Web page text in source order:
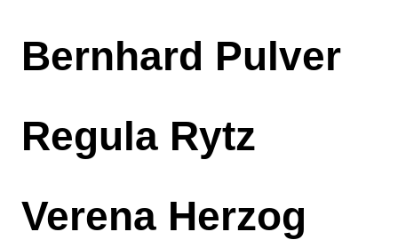
Bernhard Pulver
Regula Rytz
Verena Herzog